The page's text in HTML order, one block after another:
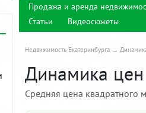
Продажа и аренда
Статьи
Видеосюжеты
Недвижимость Екатеринбурга
Динамика цен
Средняя цена квадратного